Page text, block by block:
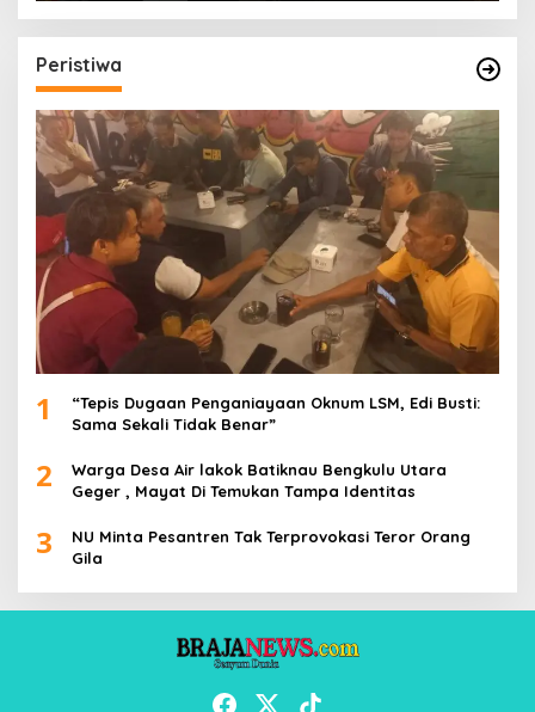
Peristiwa
1
“Tepis Dugaan Penganiayaan Oknum LSM, Edi Busti:
Sama Sekali Tidak Benar”
2
Warga Desa Air lakok Batiknau Bengkulu Utara
Geger , Mayat Di Temukan Tampa Identitas
3
NU Minta Pesantren Tak Terprovokasi Teror Orang
Gila